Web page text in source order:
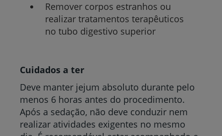
Remover corpos estranhos ou
realizar tratamentos terapêuticos
no tubo digestivo superior
Cuidados a ter
Deve manter jejum absoluto durante pelo
menos 6 horas antes do procedimento.
Após a sedação, não deve conduzir nem
realizar atividades exigentes no mesmo